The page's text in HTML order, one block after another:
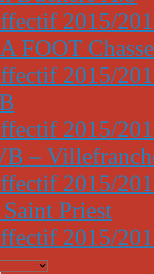
2015/
FOOT
2015/
2015/
–
2015/
Priest
2015/